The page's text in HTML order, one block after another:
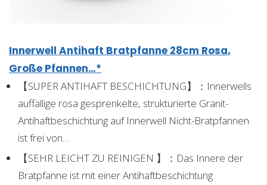
Innerwell Antihaft Bratpfanne 28cm Rosa,
Große Pfannen…*
【SUPER ANTIHAFT BESCHICHTUNG】：Innerwells
auffällige rosa gesprenkelte, strukturierte Granit-
Antihaftbeschichtung auf Innerwell Nicht-Bratpfannen
ist frei von…
【SEHR LEICHT ZU REINIGEN 】：Das Innere der
Bratpfanne ist mit einer Antihaftbeschichtung